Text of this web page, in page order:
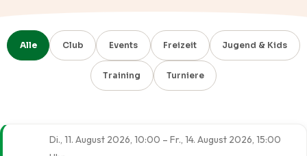
Alle Club Events Freizeit Jugend & Kids
Training Turniere
Di., 11. August 2026, 10:00 – Fr., 14. August 2026, 15:00